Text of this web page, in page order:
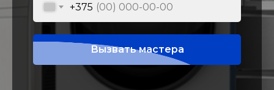
+375
Вызвать мастера